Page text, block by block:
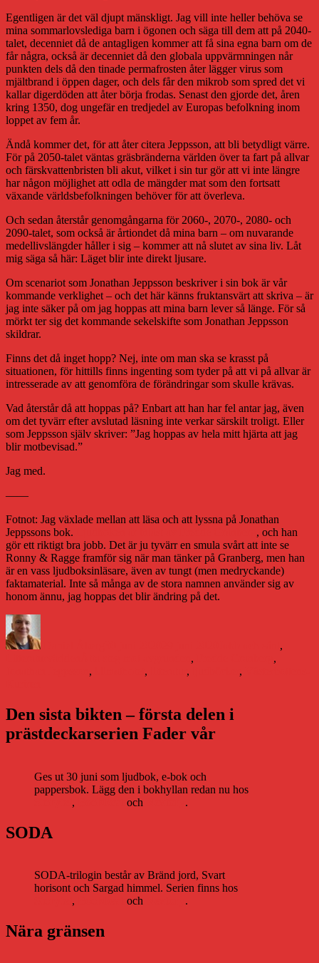
Egentligen är det väl djupt mänskligt. Jag vill inte heller behöva se
mina sommarlovslediga barn i ögonen och säga till dem att på 2040-
talet, decenniet då de antagligen kommer att få sina egna barn om de
får några, också är decenniet då den globala uppvärmningen når
punkten dels då den tinade permafrosten åter lägger virus som
mjältbrand i öppen dager, och dels får den mikrob som spred det vi
kallar digerdöden att åter börja frodas. Senast den gjorde det, åren
kring 1350, dog ungefär en tredjedel av Europas befolkning inom
loppet av fem år.
Ändå kommer det, för att åter citera Jeppsson, att bli betydligt värre.
För på 2050-talet väntas gräsbränderna världen över ta fart på allvar
och färskvattenbristen bli akut, vilket i sin tur gör att vi inte längre
har någon möjlighet att odla de mängder mat som den fortsatt
växande världsbefolkningen behöver för att överleva.
Och sedan återstår genomgångarna för 2060-, 2070-, 2080- och
2090-talet, som också är årtiondet då mina barn – om nuvarande
medellivslängder håller i sig – kommer att nå slutet av sina liv. Låt
mig säga så här: Läget blir inte direkt ljusare.
Om scenariot som Jonathan Jeppsson beskriver i sin bok är vår
kommande verklighet – och det här känns fruktansvärt att skriva – är
jag inte säker på om jag hoppas att mina barn lever så länge. För så
mörkt ter sig det kommande sekelskifte som Jonathan Jeppsson
skildrar.
Finns det då inget hopp? Nej, inte om man ska se krasst på
situationen, för hittills finns ingenting som tyder på att vi på allvar är
intresserade av att genomföra de förändringar som skulle krävas.
Vad återstår då att hoppas på? Enbart att han har fel antar jag, även
om det tyvärr efter avslutad läsning inte verkar särskilt troligt. Eller
som Jeppsson själv skriver: ”Jag hoppas av hela mitt hjärta att jag
blir motbevisad.”
Jag med.
——
Fotnot: Jag växlade mellan att läsa och att lyssna på Jonathan
Jeppssons bok.
, och han
gör ett riktigt bra jobb. Det är ju tyvärr en smula svårt att inte se
Ronny & Ragge framför sig när man tänker på Granberg, men han
är en vass ljudboksinläsare, även av tungt (men medryckande)
faktamaterial. Inte så många av de stora namnen använder sig av
honom ännu, jag hoppas det blir ändring på det.
,
,
,
, , , ,
Den sista bikten – första delen i
prästdeckarserien Fader vår
Ges ut 30 juni som ljudbok, e-bok och
pappersbok. Lägg den i bokhyllan redan nu hos
, och .
SODA
SODA-trilogin består av Bränd jord, Svart
horisont och Sargad himmel. Serien finns hos
, och .
Nära gränsen